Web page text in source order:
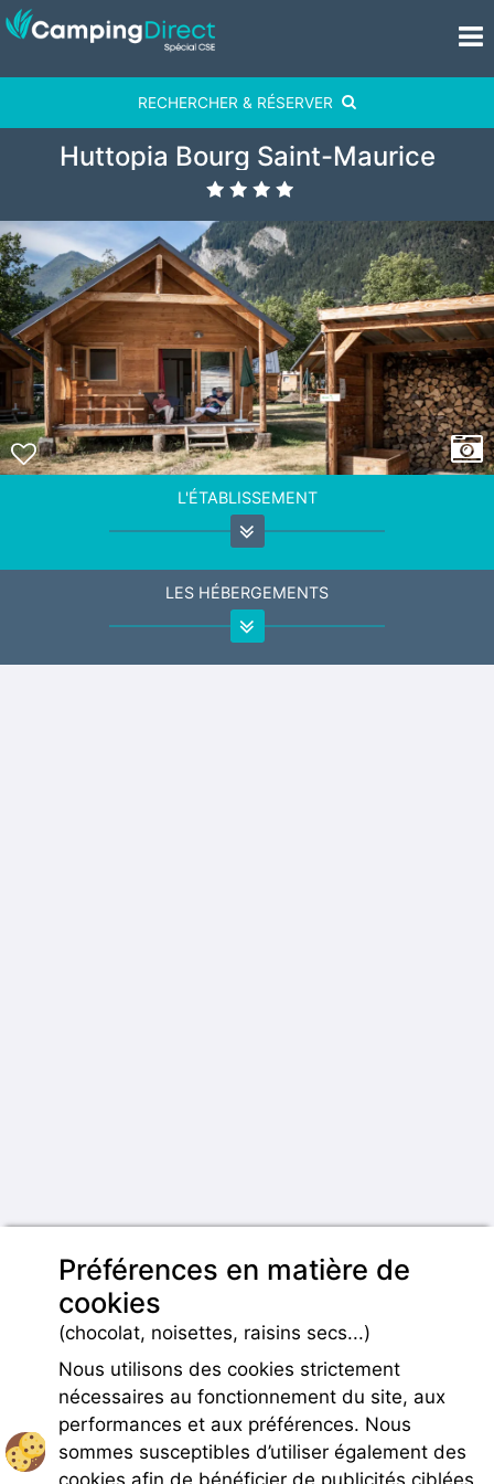
RECHERCHER & RÉSERVER
Huttopia Bourg Saint-Maurice
L'ÉTABLISSEMENT
LES HÉBERGEMENTS
Préférences en matière de
cookies
(chocolat, noisettes, raisins secs...)
Nous utilisons des cookies strictement
nécessaires au fonctionnement du site, aux
performances et aux préférences. Nous
sommes susceptibles d’utiliser également des
cookies afin de bénéficier de publicités ciblées